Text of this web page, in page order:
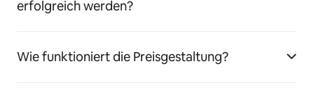
erfolgreich werden?
Wie funktioniert die Preisgestaltung?